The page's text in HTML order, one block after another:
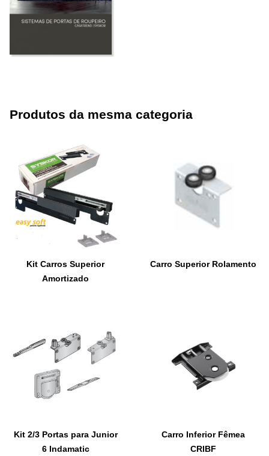
Produtos da mesma categoria
Kit Carros Superior
Amortizado
Carro Superior Rolamento
Kit 2/3 Portas para Junior
6 Indamatic
Carro Inferior Fêmea
CRIBF